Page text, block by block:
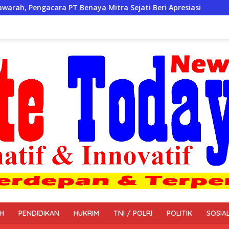
Mitra Sejati Beri Apresiasi Patroli/Siskamling
PENDIDIKAN HUKRIM TNI / POLRI POLITIK